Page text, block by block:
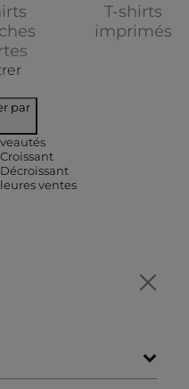
: T-shirts
T-shirts
imprimés
par
ventes